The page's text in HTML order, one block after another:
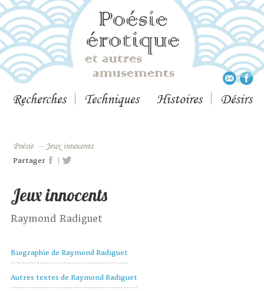
Recherches Techniques Histoires Désirs
Poésie – Jeux innocents
Partager |
Jeux innocents
Raymond Radiguet
Biographie de Raymond Radiguet
Autres textes de Raymond Radiguet